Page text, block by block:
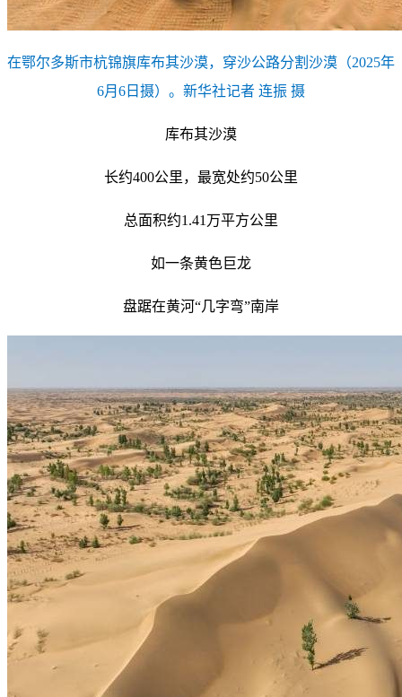
在鄂尔多斯市杭锦旗库布其沙漠，穿沙公路分割沙漠（2025年
6月6日摄）。新华社记者 连振 摄
库布其沙漠
长约400公里，最宽处约50公里
总面积约1.41万平方公里
如一条黄色巨龙
盘踞在黄河“几字弯”南岸